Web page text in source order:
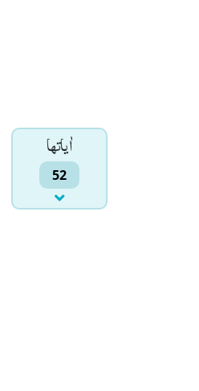
اٰياتها
52